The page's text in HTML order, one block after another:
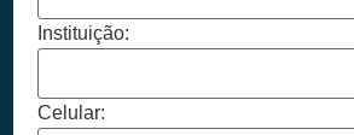
Instituição:
Celular: